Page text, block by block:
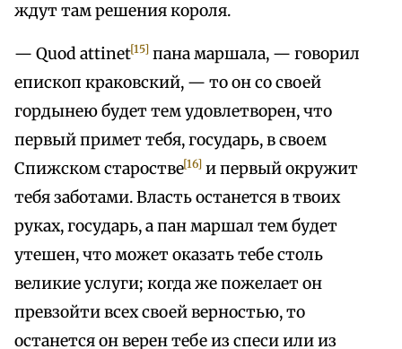
ждут там решения короля.
— Quod attinet[15] пана маршала, — говорил
епископ краковский, — то он со своей
гордынею будет тем удовлетворен, что
первый примет тебя, государь, в своем
Спижском старостве[16] и первый окружит
тебя заботами. Власть останется в твоих
руках, государь, а пан маршал тем будет
утешен, что может оказать тебе столь
великие услуги; когда же пожелает он
превзойти всех своей верностью, то
останется он верен тебе из спеси или из